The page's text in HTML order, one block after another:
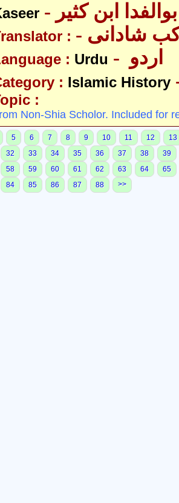
ابن کثیر
: شادانی
: Urdu
: Islamic History
:
Non-Shia Scholor. Included for
5 6 7 8 9 10 11 12
13
32 33 34 35 36 37 38
39
58 59 60 61 62 63 64
65
84 85 86 87 88 >>